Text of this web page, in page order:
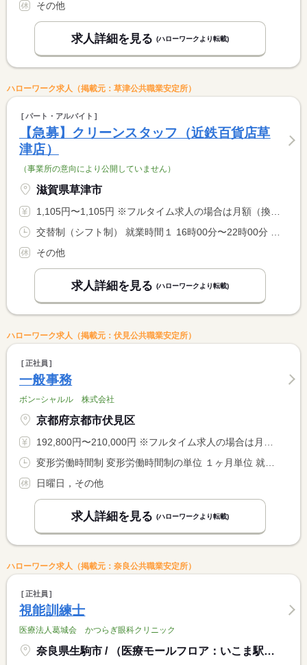
その他
求人詳細を見る (ハローワークより転載)
ハローワーク求人（掲載元：草津公共職業安定所）
パート・アルバイト
【急募】クリーンスタッフ（近鉄百貨店草
津店）
（事業所の意向により公開していません）
滋賀県草津市
1,105円〜1,105円 ※フルタイム求人の場合は月額（換算額）、パート求人の場合は時間額を表示しています。
その他
求人詳細を見る (ハローワークより転載)
ハローワーク求人（掲載元：伏見公共職業安定所）
正社員
一般事務
ボン−シャルル 株式会社
京都府京都市伏見区
192,800円〜210,000円 ※フルタイム求人の場合は月額（換算額）、パート求人の場合は時間額を表示しています。
日曜日，その他
求人詳細を見る (ハローワークより転載)
ハローワーク求人（掲載元：奈良公共職業安定所）
正社員
視能訓練士
医療法人葛城会 かつらぎ眼科クリニック
奈良県生駒市 / （医療モールフロア：いこま駅メディカルモール）